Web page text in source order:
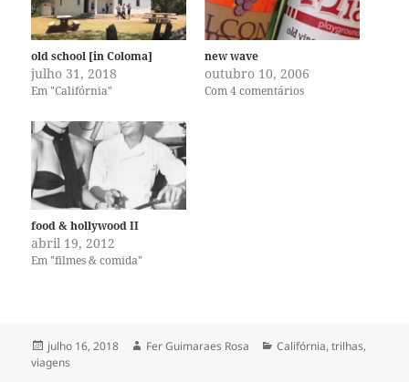
old school [in Coloma]
julho 31, 2018
Em "Califórnia"
new wave
outubro 10, 2006
Com 4 comentários
food & hollywood II
abril 19, 2012
Em "filmes & comida"
Publicado
em
julho 16, 2018 Autor
Fer Guimaraes Rosa Categorias
Califórnia,trilhas,
viagens